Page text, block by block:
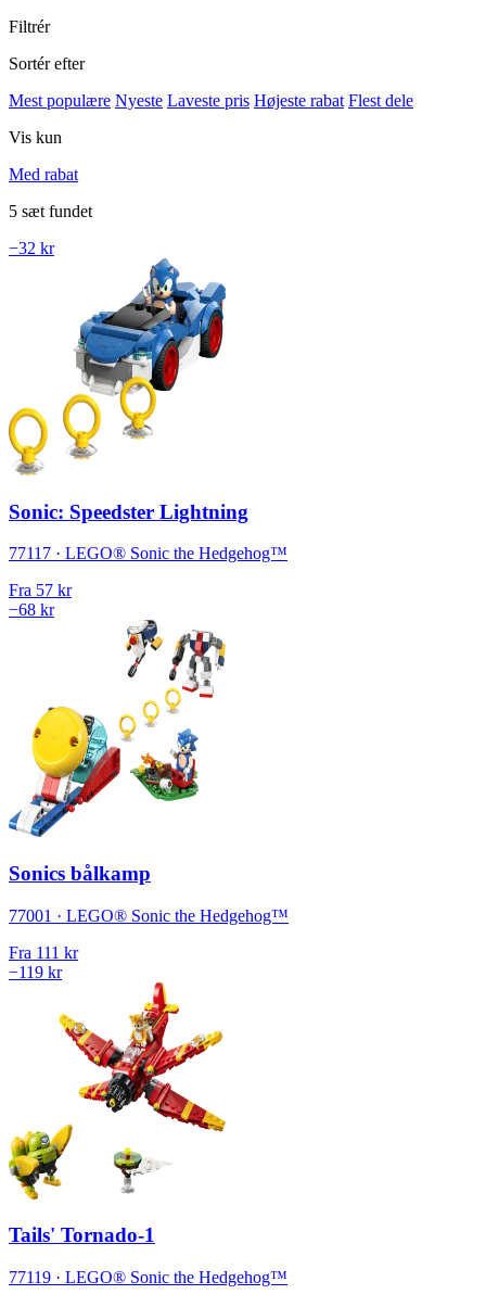
Filtrér
Sortér efter
Mest populære Nyeste Laveste pris Højeste rabat Flest dele
Vis kun
Med rabat
5 sæt fundet
−32 kr
Sonic: Speedster Lightning
77117 · LEGO® Sonic the Hedgehog™
Fra 57 kr
−68 kr
Sonics bålkamp
77001 · LEGO® Sonic the Hedgehog™
Fra 111 kr
−119 kr
Tails' Tornado-1
77119 · LEGO® Sonic the Hedgehog™